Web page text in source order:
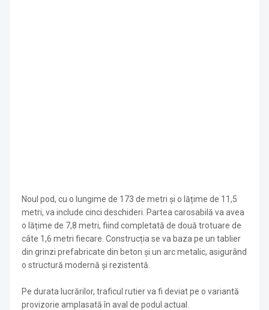
Noul pod, cu o lungime de 173 de metri și o lățime de 11,5
metri, va include cinci deschideri. Partea carosabilă va avea
o lățime de 7,8 metri, fiind completată de două trotuare de
câte 1,6 metri fiecare. Construcția se va baza pe un tablier
din grinzi prefabricate din beton și un arc metalic, asigurând
o structură modernă și rezistentă.
Pe durata lucrărilor, traficul rutier va fi deviat pe o variantă
provizorie amplasată în aval de podul actual.